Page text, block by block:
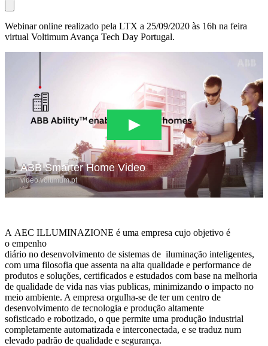
Webinar online realizado pela LTX a 25/09/2020 às 16h na feira
virtual Voltimum Avança Tech Day Portugal.
A AEC ILLUMINAZIONE é uma empresa cujo objetivo é
o empenho
diário no desenvolvimento de sistemas de iluminação inteligentes,
com uma filosofia que assenta na alta qualidade e performance de
produtos e soluções, certificados e estudados com base na melhoria
de qualidade de vida nas vias publicas, minimizando o impacto no
meio ambiente. A empresa orgulha-se de ter um centro de
desenvolvimento de tecnologia e produção altamente
sofisticado e robotizado, o que permite uma produção industrial
completamente automatizada e interconectada, e se traduz num
elevado padrão de qualidade e segurança.